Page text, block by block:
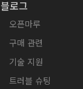
블로그
오픈마루
구매 관련
기술 지원
트러블 슈팅